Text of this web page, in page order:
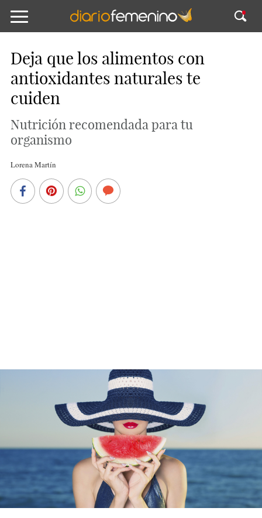
Deja que los alimentos con
antioxidantes naturales te
cuiden
Nutrición recomendada para tu
organismo
Lorena Martín